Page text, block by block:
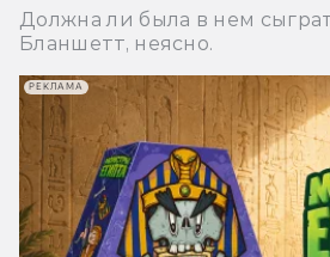
Должна ли была в нем
Бланшетт, неясно.
РЕКЛАМА